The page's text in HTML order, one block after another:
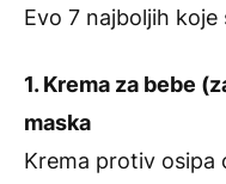
Evo 7 najboljih koje
1. Krema za bebe
maska
Krema protiv osipa